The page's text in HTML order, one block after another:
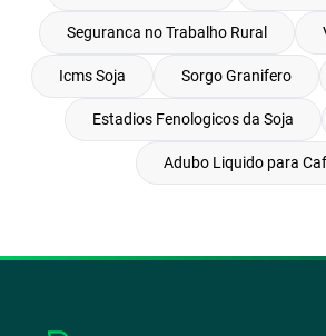
Seguranca no Trabalho Rural
Icms Soja Sorgo Granifero
Estadios Fenologicos da Soja
Adubo Liquido para